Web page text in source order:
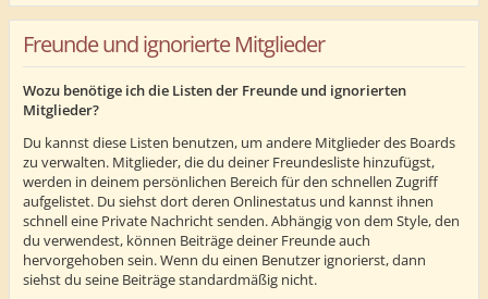
Freunde und ignorierte Mitglieder
Wozu benötige ich die Listen der Freunde und ignorierten
Mitglieder?
Du kannst diese Listen benutzen, um andere Mitglieder des Boards
zu verwalten. Mitglieder, die du deiner Freundesliste hinzufügst,
werden in deinem persönlichen Bereich für den schnellen Zugriff
aufgelistet. Du siehst dort deren Onlinestatus und kannst ihnen
schnell eine Private Nachricht senden. Abhängig von dem Style, den
du verwendest, können Beiträge deiner Freunde auch
hervorgehoben sein. Wenn du einen Benutzer ignorierst, dann
siehst du seine Beiträge standardmäßig nicht.